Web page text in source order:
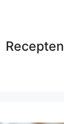
Recepten